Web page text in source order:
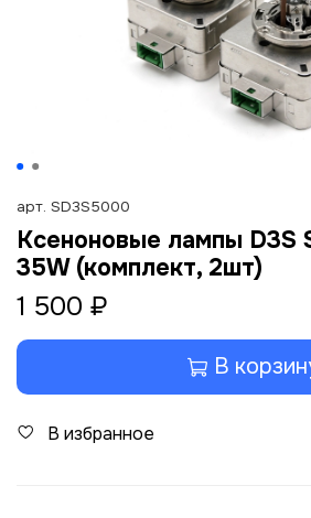
арт. SD3S5000
Ксеноновые лампы D3S
35W (комплект, 2шт)
1 500 ₽
В
В избранное